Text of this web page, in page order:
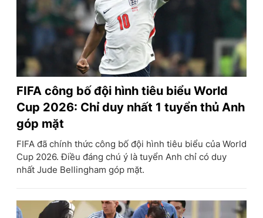
FIFA công bố đội hình tiêu biểu World
Cup 2026: Chỉ duy nhất 1 tuyển thủ Anh
góp mặt
FIFA đã chính thức công bố đội hình tiêu biểu của World
Cup 2026. Điều đáng chú ý là tuyển Anh chỉ có duy
nhất Jude Bellingham góp mặt.